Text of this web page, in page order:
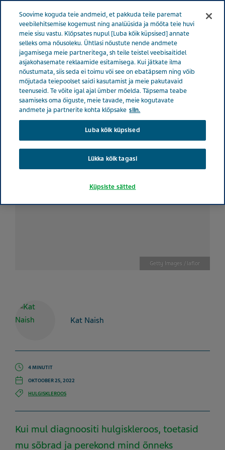
Estonia Tervise eest hoolitsemine Kõik lood
hulgiskleroosiga lähedase toetamiseks
5 nõuannet hulgiskleroosiga
lähedase toetamiseks
Getty Images / laflor
Kat Naish
4 MINUTIT
OKTOOBER 25, 2022
HULGISKLEROOS
Kui mul diagnoositi hulgiskleroos, toetasid
mu sõbrad ja perekond mind õnneks
Soovime koguda teie andmeid, et pakkuda teile paremat
veebilehitsemise kogemust ning analüüsida ja mõõta teie huvi
meie sisu vastu. Klõpsates nupul [Luba kõik küpsised] annate
selleks oma nõusoleku. Ühtlasi nõustute nende andmete
jagamisega meie partneritega, sh teile teistel veebisaitidel
asjakohasemate reklaamide esitamisega. Kui jätkate ilma
nõustumata, siis seda ei toimu või see on ebatäpsem ning võib
mõjutada teiepoolset saidi kasutamist ja meie pakutavaid
teenuseid. Te võite igal ajal ümber mõelda. Täpsema teabe
saamiseks oma õiguste, meie tavade, meie kogutavate
andmete ja partnerite kohta klõpsake siin.
Luba kõik küpsised
Lükka kõik tagasi
Küpsiste sätted